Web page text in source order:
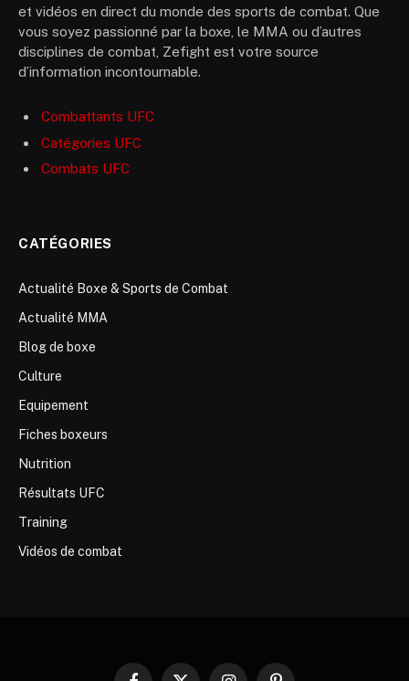
et vidéos en direct du monde des sports de combat. Que
vous soyez passionné par la boxe, le MMA ou d’autres
disciplines de combat, Zefight est votre source
d’information incontournable.
Combattants UFC
Catégories UFC
Combats UFC
CATÉGORIES
Actualité Boxe & Sports de Combat
Actualité MMA
Blog de boxe
Culture
Equipement
Fiches boxeurs
Nutrition
Résultats UFC
Training
Vidéos de combat